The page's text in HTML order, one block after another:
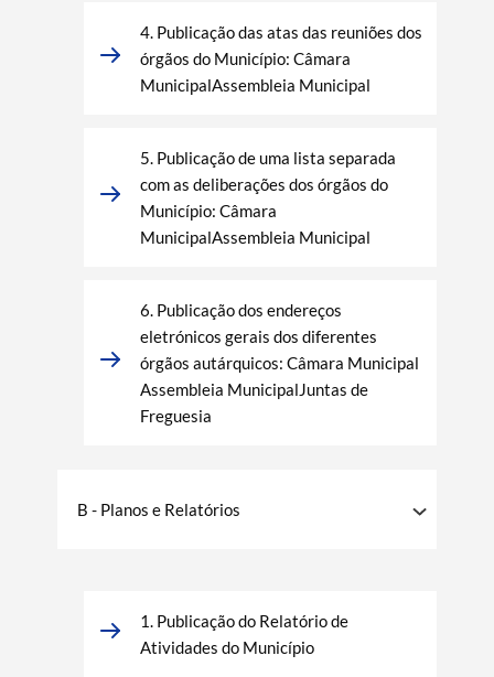
4. Publicação das atas das reuniões dos
órgãos do Município: Câmara
MunicipalAssembleia Municipal
5. Publicação de uma lista separada
com as deliberações dos órgãos do
Município: Câmara
MunicipalAssembleia Municipal
6. Publicação dos endereços
eletrónicos gerais dos diferentes
órgãos autárquicos: Câmara Municipal
Assembleia MunicipalJuntas de
Freguesia
B - Planos e Relatórios
1. Publicação do Relatório de
Atividades do Município